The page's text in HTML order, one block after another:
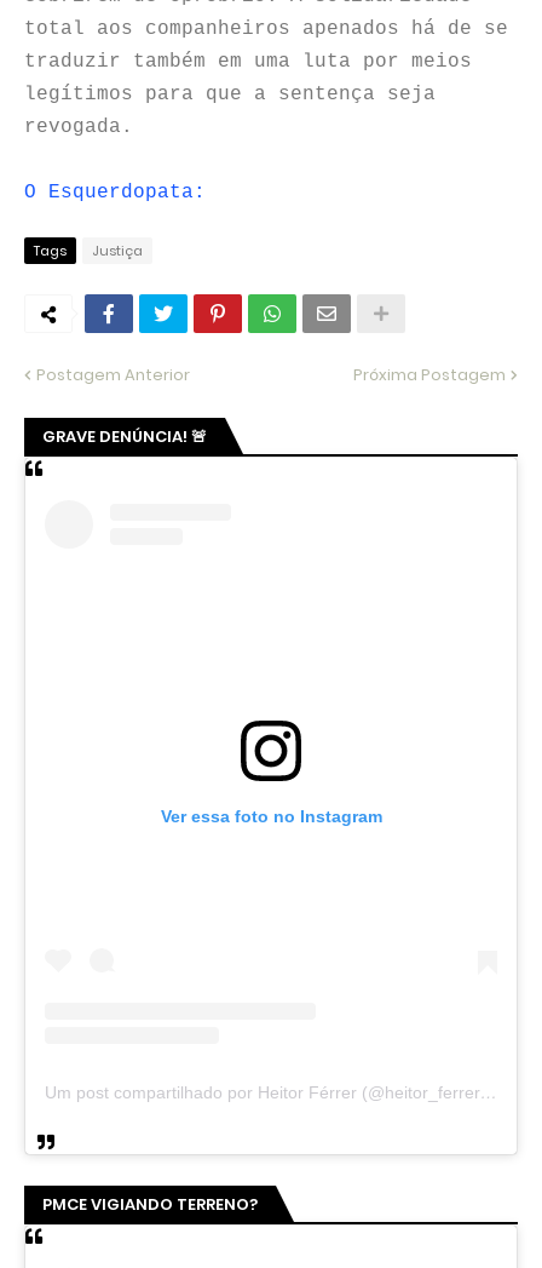
total aos companheiros apenados há de se
traduzir também em uma luta por meios
legítimos para que a sentença seja
revogada.
O Esquerdopata:
Tags Justiça
Postagem Anterior Próxima Postagem
GRAVE DENÚNCIA! 🚨
Ver essa foto no Instagram
Um post compartilhado por Heitor Férrer (@heitor_ferrer77)
PMCE VIGIANDO TERRENO?